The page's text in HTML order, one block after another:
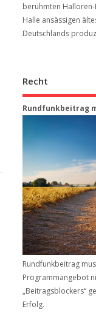
berühmten
Halle ansässigen
Deutschlands
Recht
Rundfunkbeitrag
Rundfunkbeitrag
Programmangebot
„Beitrags­blockers“
Erfolg.